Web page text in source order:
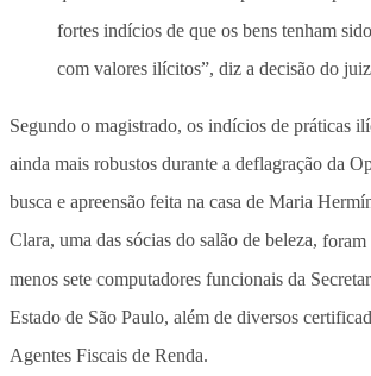
fortes indícios de que os bens tenham
com valores ilícitos”, diz a decisão do
Segundo o magistrado, os indícios de práticas
ainda mais robustos durante a deflagração da
busca e apreensão feita na casa de Maria
Clara, uma das sócias do salão de beleza, foram
menos sete computadores funcionais da
Estado de São Paulo, além de diversos
Agentes Fiscais de Renda.